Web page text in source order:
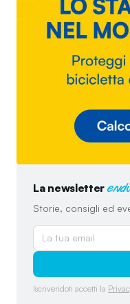
La newsletter
Storie, consigli ed
Iscrivendoti accetti la